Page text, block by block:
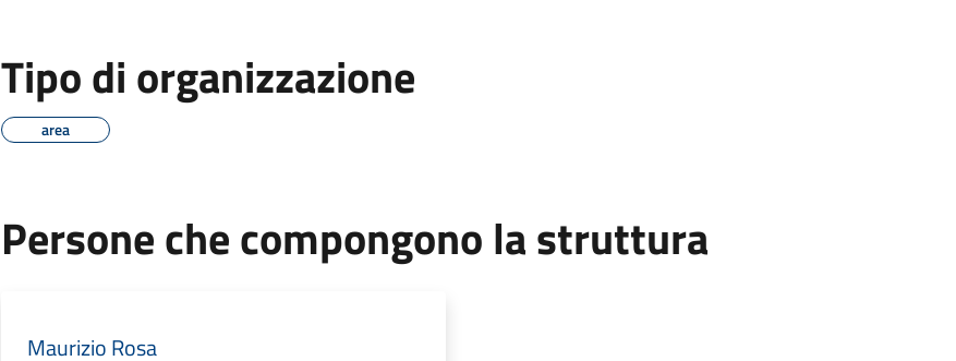
Tipo di organizzazione
area
Persone che compongono la struttura
Maurizio Rosa